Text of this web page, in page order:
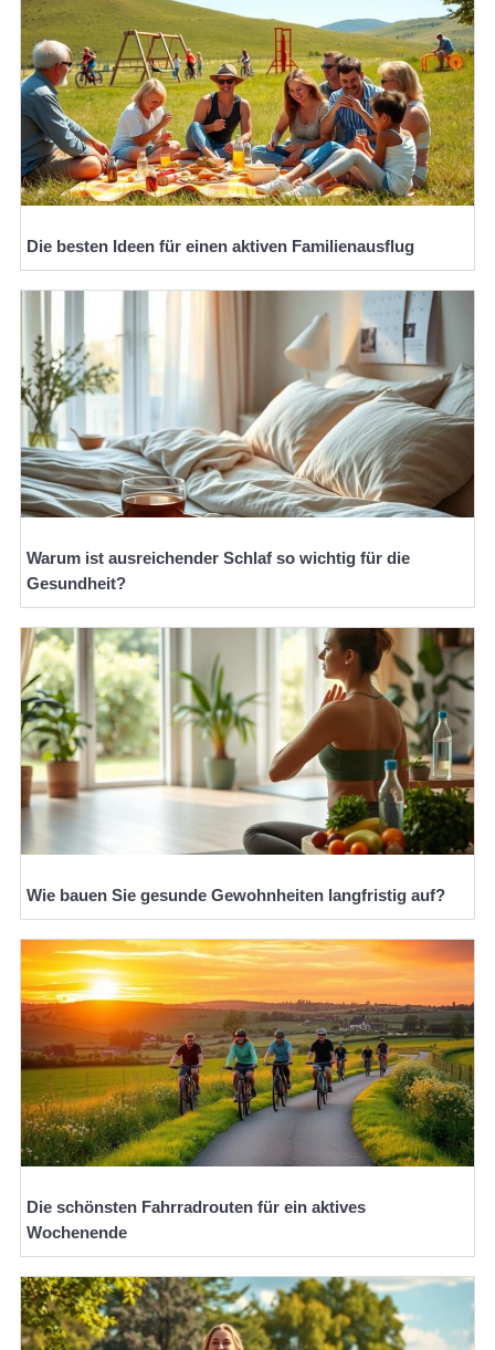
Die besten Ideen für einen aktiven Familienausflug
Warum ist ausreichender Schlaf so wichtig für die
Gesundheit?
Wie bauen Sie gesunde Gewohnheiten langfristig auf?
Die schönsten Fahrradrouten für ein aktives
Wochenende